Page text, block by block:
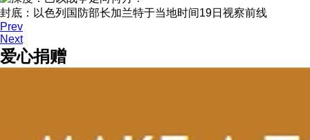
封底：以色列国防部长加兰特于当地时间19日视察前线
Prev
Next
爱心捐赠